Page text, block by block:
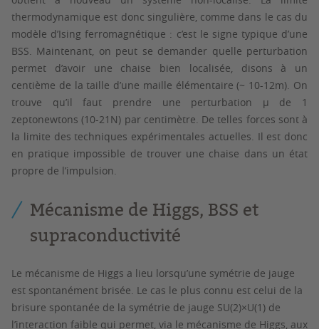
thermodynamique est donc singulière, comme dans le cas du
modèle d’Ising ferromagnétique : c’est le signe typique d’une
BSS. Maintenant, on peut se demander quelle perturbation
permet d’avoir une chaise bien localisée, disons à un
centième de la taille d’une maille élémentaire (~ 10-12m). On
trouve qu’il faut prendre une perturbation µ de 1
zeptonewtons (10-21N) par centimètre. De telles forces sont à
la limite des techniques expérimentales actuelles. Il est donc
en pratique impossible de trouver une chaise dans un état
propre de l’impulsion.
Mécanisme de Higgs, BSS et
supraconductivité
Le mécanisme de Higgs a lieu lorsqu’une symétrie de jauge
est spontanément brisée. Le cas le plus connu est celui de la
brisure spontanée de la symétrie de jauge SU(2)×U(1) de
l’interaction faible qui permet, via le mécanisme de Higgs, aux